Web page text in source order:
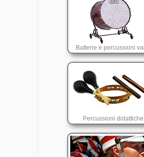
Batterie e percussioni
Percussioni didattiche